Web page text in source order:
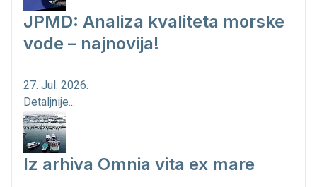
JPMD: Analiza kvaliteta morske
vode – najnovija!
27. Jul. 2026.
Detaljnije...
Iz arhiva Omnia vita ex mare